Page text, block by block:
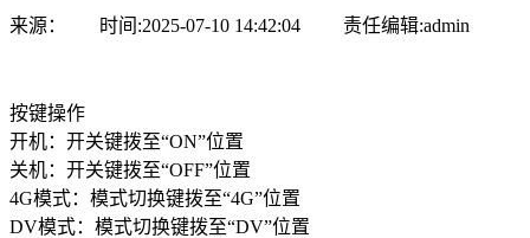
来源： 时间:2025-07-10 14:42:04 责任编辑:admin
按键操作
开机：开关键拨至“ON”位置
关机：开关键拨至“OFF”位置
4G模式：模式切换键拨至“4G”位置
DV模式：模式切换键拨至“DV”位置